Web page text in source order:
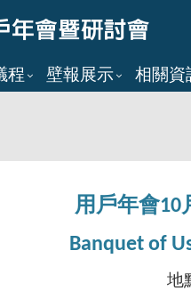
程 壁報展示 相關資
用戶年會10
Banquet of
地